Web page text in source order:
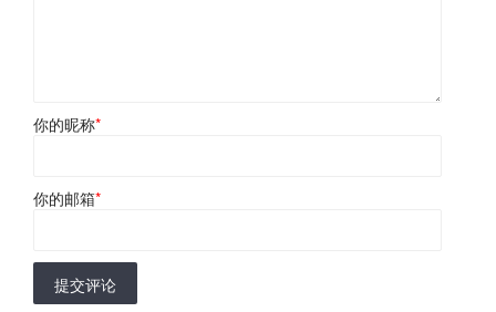
你的昵称*
你的邮箱*
提交评论